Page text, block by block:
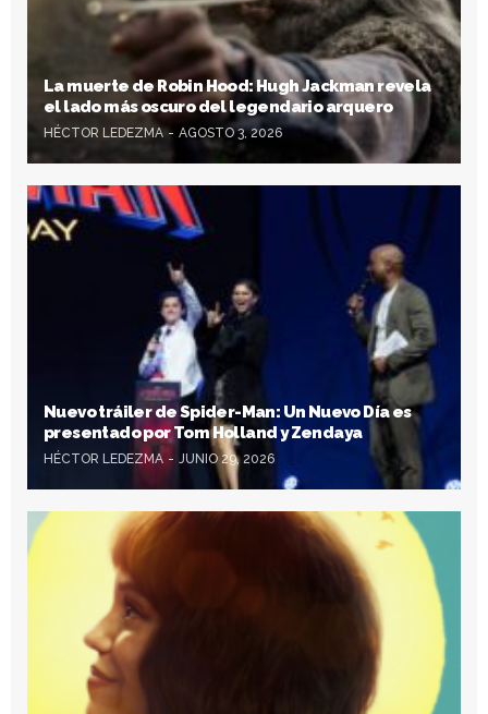
La muerte de Robin Hood: Hugh Jackman revela
el lado más oscuro del legendario arquero
HÉCTOR LEDEZMA AGOSTO 3, 2026
Nuevo tráiler de Spider-Man: Un Nuevo Día es
presentado por Tom Holland y Zendaya
HÉCTOR LEDEZMA JUNIO 29, 2026